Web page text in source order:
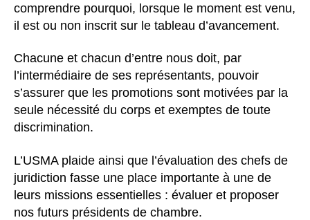
comprendre pourquoi, lorsque le moment est venu,
il est ou non inscrit sur le tableau d’avancement.
Chacune et chacun d’entre nous doit, par
l’intermédiaire de ses représentants, pouvoir
s’assurer que les promotions sont motivées par la
seule nécessité du corps et exemptes de toute
discrimination.
L’USMA plaide ainsi que l’évaluation des chefs de
juridiction fasse une place importante à une de
leurs missions essentielles : évaluer et proposer
nos futurs présidents de chambre.